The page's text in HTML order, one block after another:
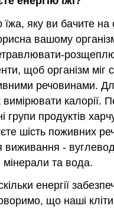
яку ви бачите на
вашому
щоб організм міг
речовинами.
калорії.
групи продуктів
шість поживних
виживання -
мінерали та вода.
енергії
що наші